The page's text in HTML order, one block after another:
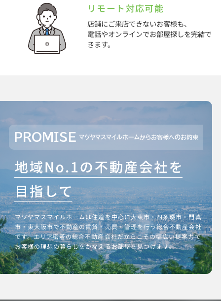
リモート対応可能
店舗にご来店できないお客様も、
電話やオンラインでお部屋探しを完結で
きます。
PROMISE マツヤマスマイルホームからお客様へのお約束
マツヤマスマイルホームは住道を中心に大東市・四条畷市・門真
市・東大阪市で不動産の賃貸・売買・管理を行う総合不動産会社
です。エリア密着の総合不動産会社だからこその幅広い提案力で
お客様の理想の暮らしをかなえるお部屋を見つけます。